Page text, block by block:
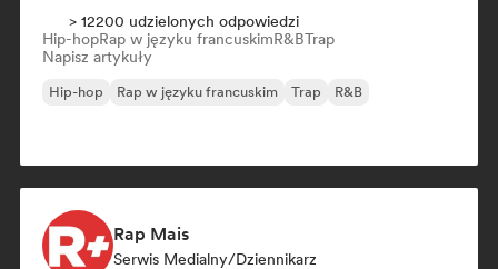
> 12200 udzielonych odpowiedzi
Hip-hopRap w języku francuskimR&BTrap
Napisz artykuły
Hip-hop Rap w języku francuskim Trap R&B
Rap Mais
Serwis Medialny/Dziennikarz